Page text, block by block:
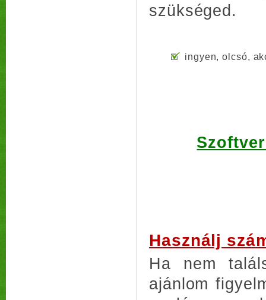
szükséged.
ingyen, olcsó,
Használj
Ha nem
ajánlom